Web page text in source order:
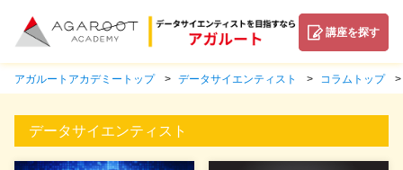
講座を探す
アガルートアカデミートップ データサイエンティスト コラムトップ
データサイエンティスト